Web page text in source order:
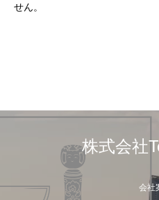
せん。
株式会社
会社